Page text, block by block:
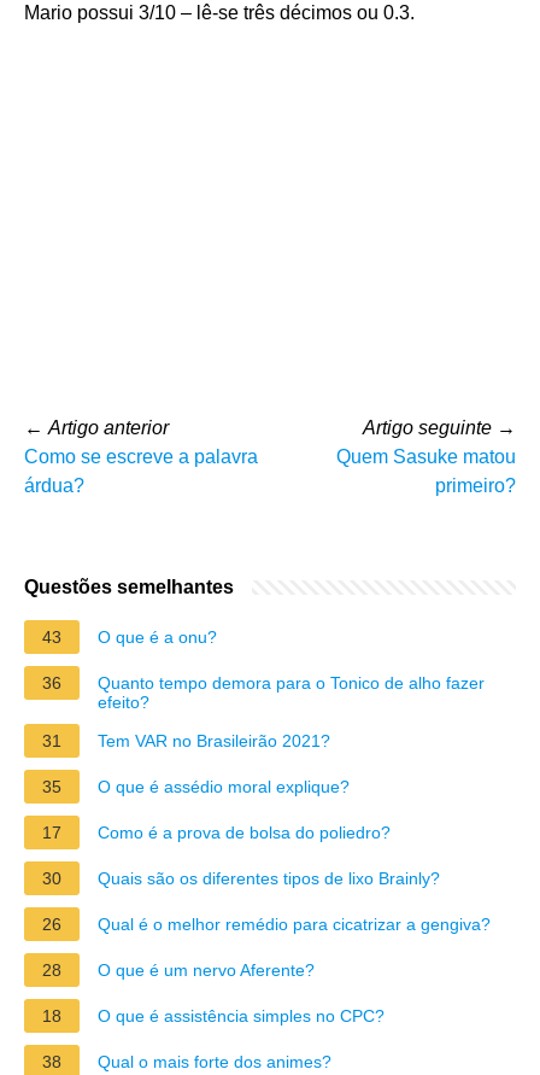
Mario possui 3/10 – lê-se três décimos ou 0.3.
← Artigo anterior
Como se escreve a palavra
árdua?
Artigo seguinte →
Quem Sasuke matou
primeiro?
Questões semelhantes
43 O que é a onu?
36
Quanto tempo demora para o Tonico de alho fazer
efeito?
31
Tem VAR no Brasileirão 2021?
35 O que é assédio moral explique?
17 Como é a prova de bolsa do poliedro?
30 Quais são os diferentes tipos de lixo Brainly?
26 Qual é o melhor remédio para cicatrizar a gengiva?
28 O que é um nervo Aferente?
18 O que é assistência simples no CPC?
38 Qual o mais forte dos animes?